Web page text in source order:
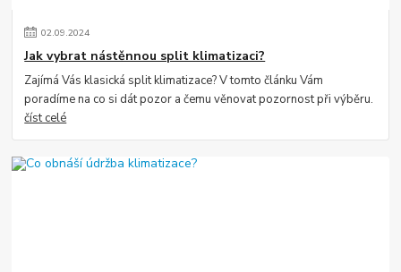
02.09.2024
Jak vybrat nástěnnou split klimatizaci?
Zajímá Vás klasická split klimatizace? V tomto článku Vám
poradíme na co si dát pozor a čemu věnovat pozornost při výběru.
číst celé